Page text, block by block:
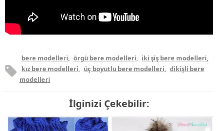
bere modelleri, örgü bere modelleri, iki şiş bere modelleri,
kız bere modelleri, üç boyutlu bere modelleri, dikişli bere
modelleri
İlginizi Çekebilir: